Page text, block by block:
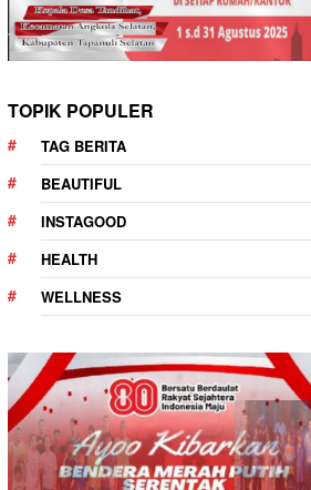
TOPIK POPULER
TAG BERITA
BEAUTIFUL
INSTAGOOD
HEALTH
WELLNESS